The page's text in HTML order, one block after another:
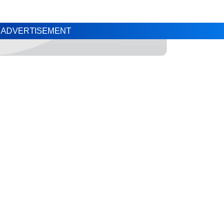
ADVERTISEMENT